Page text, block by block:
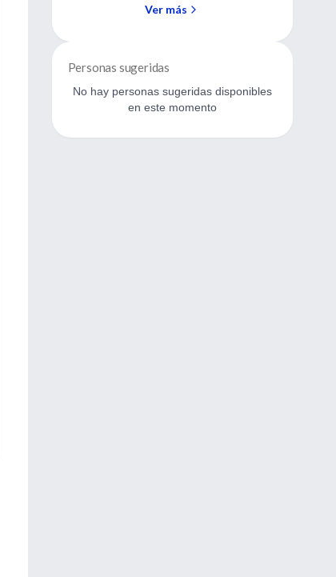
Ver más
Personas sugeridas
No hay personas sugeridas disponibles
en este momento